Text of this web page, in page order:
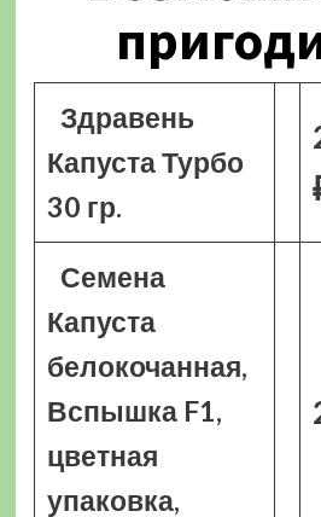
Здравень
Капуста Турбо
30 гр.
Семена
Капуста
белокочанная,
Вспышка F1,
цветная
упаковка,